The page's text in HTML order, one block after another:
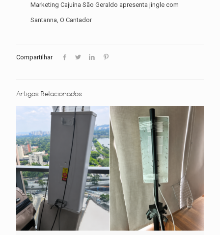
Marketing Cajuína São Geraldo apresenta jingle com
Santanna, O Cantador
Compartilhar
Artigos Relacionados